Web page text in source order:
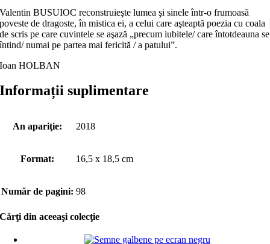
Valentin BUSUIOC reconstruieşte lumea şi sinele într-o frumoasă
poveste de dragoste, în mistica ei, a celui care aşteaptă poezia cu coala
de scris pe care cuvintele se aşază „precum iubitele/ care întotdeauna se
întind/ numai pe partea mai fericită / a patului”.
Ioan HOLBAN
Informații suplimentare
An apariţie: 2018
Format: 16,5 x 18,5 cm
Număr de pagini: 98
Cărţi din aceeaşi colecţie